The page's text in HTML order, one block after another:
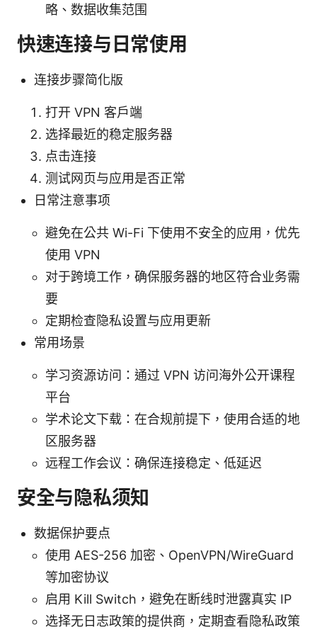
略、数据收集范围
快速连接与日常使用
连接步骤简化版
打开 VPN 客户端
选择最近的稳定服务器
点击连接
测试网页与应用是否正常
日常注意事项
避免在公共 Wi-Fi 下使用不安全的应用，优先
使用 VPN
对于跨境工作，确保服务器的地区符合业务需
要
定期检查隐私设置与应用更新
常用场景
学习资源访问：通过 VPN 访问海外公开课程
平台
学术论文下载：在合规前提下，使用合适的地
区服务器
远程工作会议：确保连接稳定、低延迟
安全与隐私须知
数据保护要点
使用 AES-256 加密、OpenVPN/WireGuard
等加密协议
启用 Kill Switch，避免在断线时泄露真实 IP
选择无日志政策的提供商，定期查看隐私政策